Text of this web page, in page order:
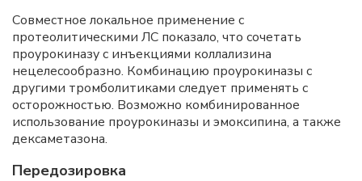
Совместное локальное применение с
протеолитическими ЛС показало, что сочетать
проурокиназу с инъекциями коллализина
нецелесообразно. Комбинацию проурокиназы с
другими тромболитиками следует применять с
осторожностью. Возможно комбинированное
использование проурокиназы и эмоксипина, а также
дексаметазона.
Передозировка